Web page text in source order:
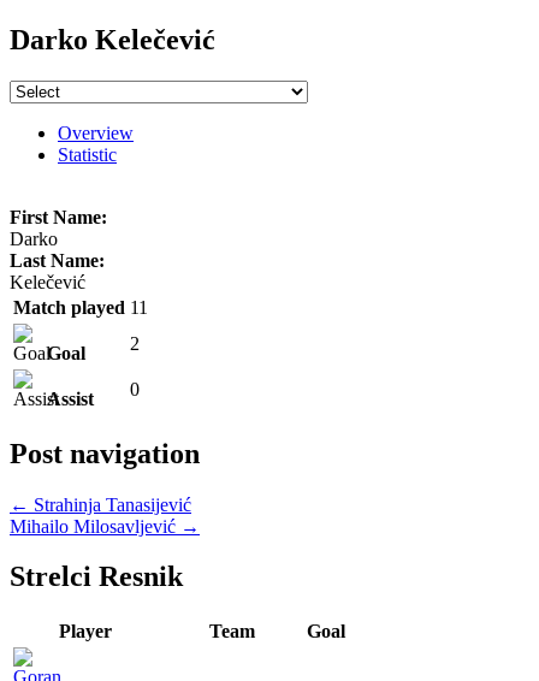
Darko Kelečević
Overview
Statistic
First Name:
Darko
Last Name:
Kelečević
Match played 11
Goal 2
Assist 0
Post navigation
← Strahinja Tanasijević
Mihailo Milosavljević →
Strelci Resnik
Player Team Goal